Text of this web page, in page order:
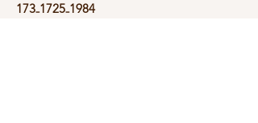
173₋1725₋1984